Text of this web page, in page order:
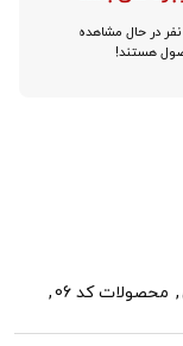
نفر در حال مشاهده
هستند!
, محصولات کد 06
,